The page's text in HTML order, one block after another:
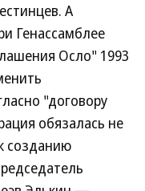
А
Генассамблее
Осло" 1993
"договору
обязалась не
созданию